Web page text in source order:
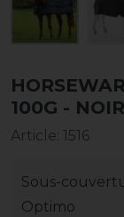
100G - NOIR
Article: 1516
Sous-
Optimo